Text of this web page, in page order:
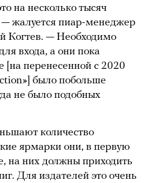
на несколько тысяч
жалуется пиар-менеджер
Когтев. — Необходимо
входа, а они пока
[на перенесенной с 2020
было побольше
не было подобных
количество
ярмарки они, в первую
на них должны приходить
Для издателей это очень